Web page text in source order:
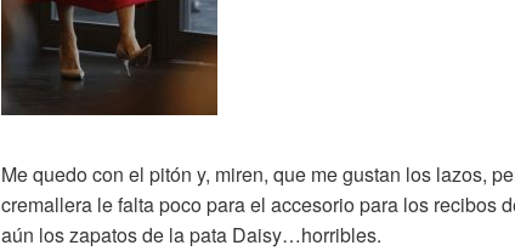
Me quedo con el pitón y, miren, que me gustan los lazos,
cremallera le falta poco para el accesorio para los recibos
aún los zapatos de la pata Daisy…horribles.